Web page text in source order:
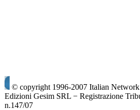
© copyright 1996-2007 Italian Network
Edizioni Gesim SRL − Registrazione
n.147/07